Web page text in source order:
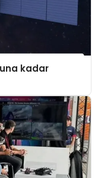
kadar